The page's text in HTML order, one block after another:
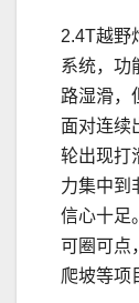
2.4T越野
系统，功
路湿滑，
面对连续
轮出现打
力集中到
信心十足
可圈可点
爬坡等项